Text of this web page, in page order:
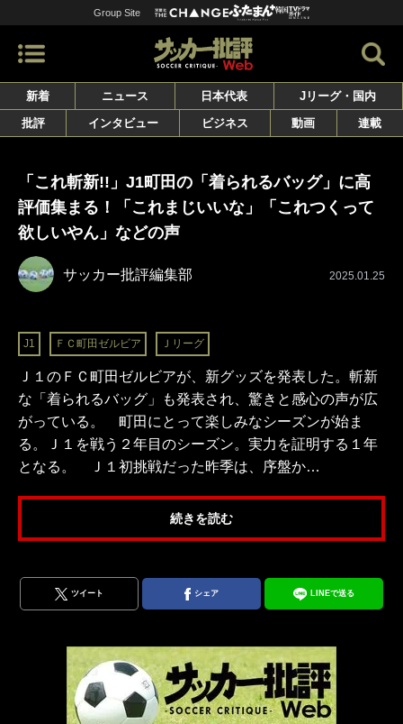
Group Site
新着 ニュース 日本代表
Jリーグ・国内
批評
インタビュー ビジネス 動画 連載
「これ斬新!!」J1町田の「着られるバッグ」に高
評価集まる！「これまじいいな」「これつくって
欲しいやん」などの声
サッカー批評編集部 2025.01.25
J1 ＦＣ町田ゼルビア Ｊリーグ
Ｊ１のＦＣ町田ゼルビアが、新グッズを発表した。斬新
な「着られるバッグ」も発表され、驚きと感心の声が広
がっている。 町田にとって楽しみなシーズンが始ま
る。Ｊ１を戦う２年目のシーズン。実力を証明する１年
となる。 Ｊ１初挑戦だった昨季は、序盤か…
続きを読む
ツイート シェア LINEで送る